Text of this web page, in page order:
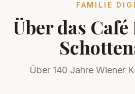
FAMILIE
Über das
Über 140 Jahre Wiener